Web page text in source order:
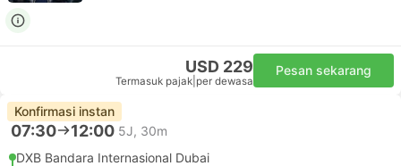
USD 229
Termasuk pajak per dewasa
Pesan sekarang
Konfirmasi instan
07:30 12:00 5J, 30m
DXB Bandara Internasional Dubai